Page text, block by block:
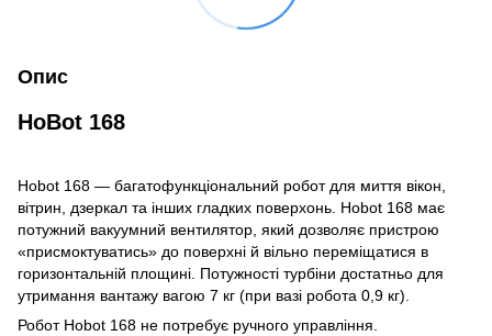
Опис
HoBot 168
Hobot 168 — багатофункціональний робот для миття вікон,
вітрин, дзеркал та інших гладких поверхонь. Hobot 168 має
потужний вакуумний вентилятор, який дозволяє пристрою
«присмоктуватись» до поверхні й вільно переміщатися в
горизонтальній площині. Потужності турбіни достатньо для
утримання вантажу вагою 7 кг (при вазі робота 0,9 кг).
Робот Hobot 168 не потребує ручного управління.